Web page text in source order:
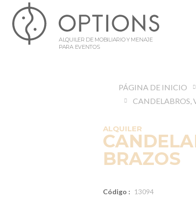
ALQUILER DE MOBILIARIO Y MENAJE
PARA EVENTOS
PÁGINA DE INICIO
ALQUILER
BRAZOS
Código : 13094